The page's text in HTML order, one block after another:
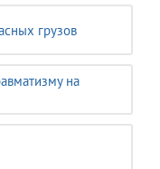
грузов
на